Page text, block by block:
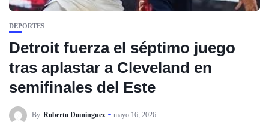
DEPORTES
Detroit fuerza el séptimo juego
tras aplastar a Cleveland en
semifinales del Este
By Roberto Dominguez mayo 16, 2026